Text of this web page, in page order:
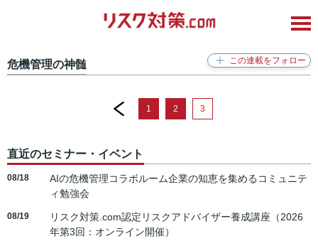
危機管理の神髄
prev
1 2 3
直近のセミナー・イベント
08/18
AIの危機管理コラボルーム企業の知恵を集めるコミュニテ
ィ勉強会
08/19
リスク対策.com認定リスクアドバイザー養成講座（2026
年第3回：オンライン開催）